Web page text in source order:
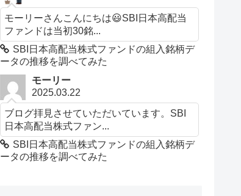
モーリーさんこんにちは😃SBI日本高配当
ファンドは当初30銘...
SBI日本高配当株式ファンドの組入銘柄デ
ータの推移を調べてみた
モーリー
2025.03.22
ブログ拝見させていただいています。SBI
日本高配当株式ファン...
SBI日本高配当株式ファンドの組入銘柄デ
ータの推移を調べてみた